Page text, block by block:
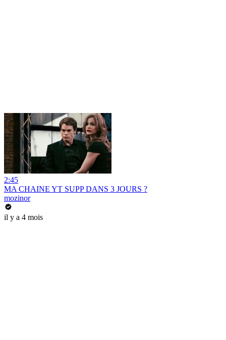
2:45
MA CHAINE YT SUPP DANS 3 JOURS ?
mozinor
il y a 4 mois